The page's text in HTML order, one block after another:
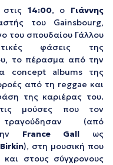
στις 14:00, ο Γιάννης
του Gainsbourg,
του σπουδαίου Γάλλου
φάσεις της
το πέρασμα από την
concept albums της
από τη reggae και
της καριέρας του.
μούσες που τον
(από
France Gall ως
), στη μουσική που
στους σύγχρονους